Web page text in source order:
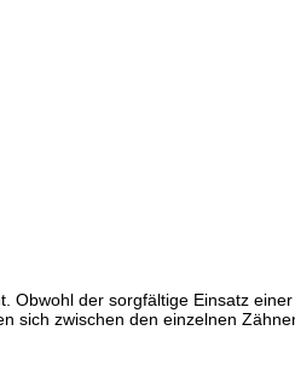
der sorgfältige Einsatz
sich zwischen den einzelnen